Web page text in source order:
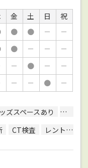
金 土 日
祝
● ● －
－
● － －
－
－ ● －
－
－ － ● －
ズスペースあり
バリア
CT検査 レントゲン検査